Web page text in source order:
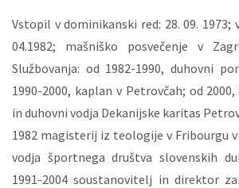
Vstopil v dominikanski red: 28. 09. 1973;
04.1982; mašniško posvečenje v
Službovanja: od 1982-1990, duhovni
1990-2000, kaplan v Petrovčah; od
in duhovni vodja Dekanijske karitas
1982 magisterij iz teologije v Fribourgu
vodja športnega društva slovenskih
1991-2004 soustanovitelj in direktor